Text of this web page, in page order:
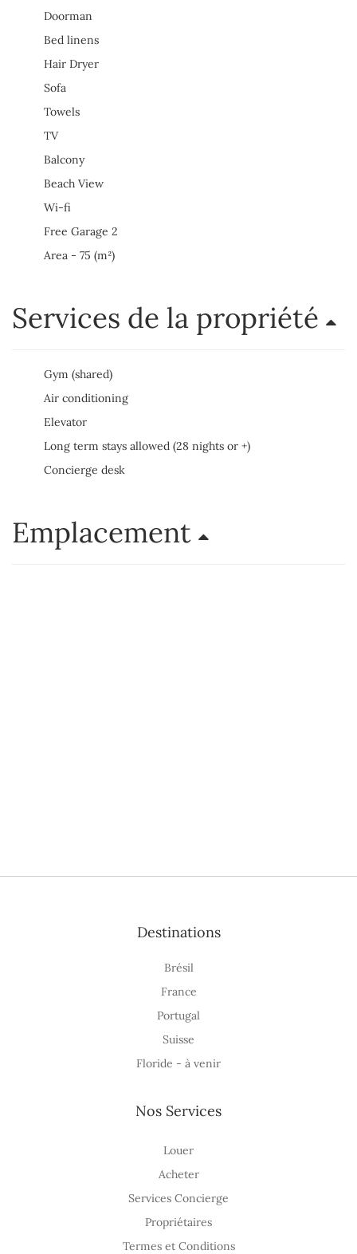
Doorman
Bed linens
Hair Dryer
Sofa
Towels
TV
Balcony
Beach View
Wi-fi
Free Garage 2
Area - 75 (m²)
Services de la propriété
Gym (shared)
Air conditioning
Elevator
Long term stays allowed (28 nights or +)
Concierge desk
Emplacement
Destinations
Brésil
France
Portugal
Suisse
Floride - à venir
Nos Services
Louer
Acheter
Services Concierge
Propriétaires
Termes et Conditions